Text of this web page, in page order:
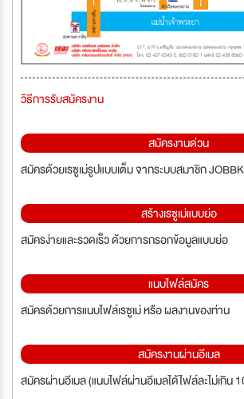
วิธีการรับสมัครงาน
สมัครงานด่วน
สมัครด้วยเรซูเม่รูปแบบเต็ม จากระบบสมาชิก
สร้างเรซูเม่แบบย่อ
สมัครง่ายและรวดเร็ว ด้วยการกรอกข้อมูลแบบย่อ
แนบไฟล์สมัคร
สมัครด้วยการแนบไฟล์เรซูเม่ หรือ ผลงานของท่าน
สมัครงานผ่านอีเมล
สมัครผ่านอีเมล (แนบไฟล์ผ่านอีเมลได้ไฟล์ละไม่เกิน